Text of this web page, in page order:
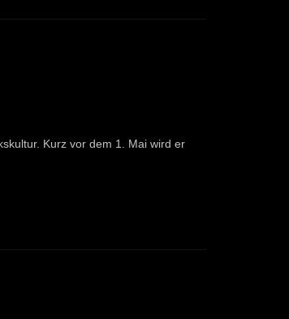
Kurz vor dem 1. Mai wird er